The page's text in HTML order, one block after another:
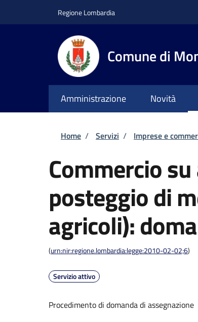
Regione Lombardia
Comune di
Amministrazione Novità
Briciole di pane
Home / Servizi / Imprese e
Commercio
posteggio di
agricoli):
(urn:nir:regione.lombardia:legge:2010-02-02;6)
Servizio attivo
Procedimento di domanda di assegnazione